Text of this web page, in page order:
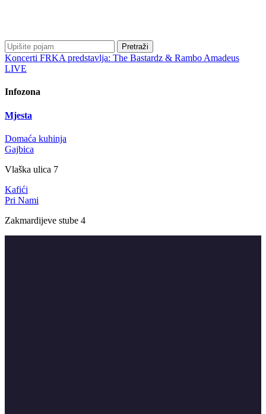
Pretraži
Koncerti FRKA predstavlja: The Bastardz & Rambo Amadeus
LIVE
Infozona
Mjesta
Domaća kuhinja
Gajbica
Vlaška ulica 7
Kafići
Pri Nami
Zakmardijeve stube 4